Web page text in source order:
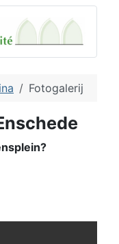
Fotogalerij